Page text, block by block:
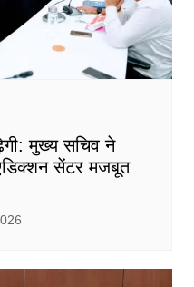
मुख्य सचिव ने
सेंटर मजबूत